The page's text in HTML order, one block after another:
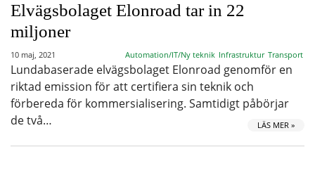
Elvägsbolaget Elonroad tar in 22
miljoner
10 maj, 2021 Automation/IT/Ny teknik Infrastruktur Transport
Lundabaserade elvägsbolaget Elonroad genomför en
riktad emission för att certifiera sin teknik och
förbereda för kommersialisering. Samtidigt påbörjar
de två…
LÄS MER »